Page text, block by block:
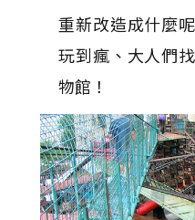
重新改造成什麼
玩到瘋、大人們
物館！